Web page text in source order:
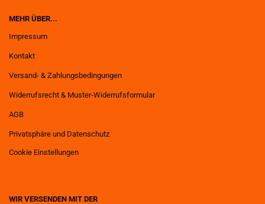
MEHR ÜBER...
Impressum
Kontakt
Versand- & Zahlungsbedingungen
Widerrufsrecht & Muster-Widerrufsformular
AGB
Privatsphäre und Datenschutz
Cookie Einstellungen
WIR VERSENDEN MIT DER